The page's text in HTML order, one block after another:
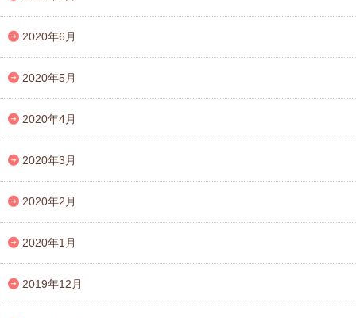
2020年6月
2020年5月
2020年4月
2020年3月
2020年2月
2020年1月
2019年12月